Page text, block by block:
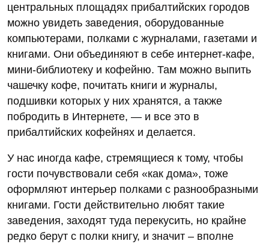
центральных площадях прибалтийских городов
можно увидеть заведения, оборудованные
компьютерами, полками с журналами, газетами и
книгами. Они объединяют в себе интернет-кафе,
мини-библиотеку и кофейню. Там можно выпить
чашечку кофе, почитать книги и журналы,
подшивки которых у них хранятся, а также
побродить в Интернете, — и все это в
прибалтийских кофейнях и делается.
У нас иногда кафе, стремящиеся к тому, чтобы
гости почувствовали себя «как дома», тоже
оформляют интерьер полками с разнообразными
книгами. Гости действительно любят такие
заведения, заходят туда перекусить, но крайне
редко берут с полки книгу, и значит – вполне